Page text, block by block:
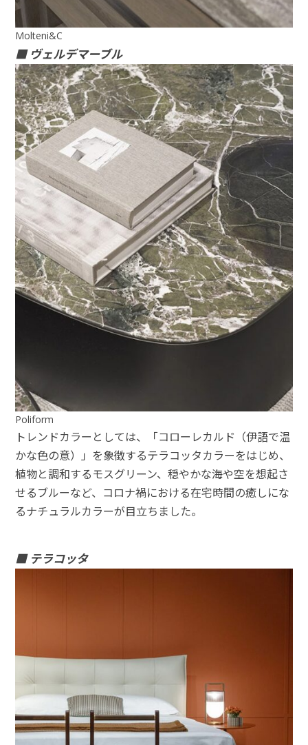
Molteni&C
■ ヴェルデマーブル
Poliform
トレンドカラーとしては、「コローレカルド（伊語で温
かな⾊の意）」を象徴するテラコッタカラーをはじめ、
植物と調和するモスグリーン、穏やかな海や空を想起さ
せるブルーなど、コロナ禍における在宅時間の癒しにな
るナチュラルカラーが⽬⽴ちました。
■ テラコッタ